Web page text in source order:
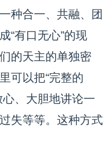
种合一、共融、团
“有口无心”的现
的天主的单独密
可以把“完整的
、大胆地讲论一
失等等。这种方式